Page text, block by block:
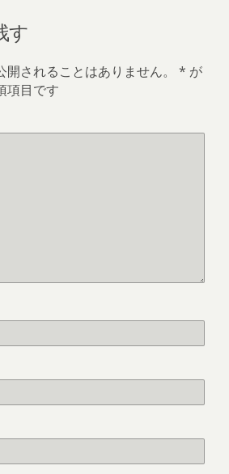
す
されることはありません。 * が
項目です